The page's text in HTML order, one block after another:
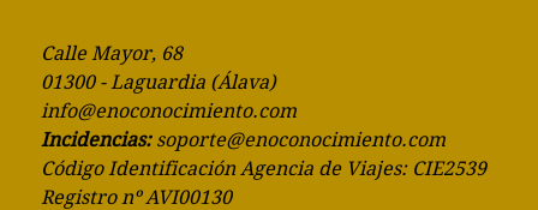
Calle Mayor, 68
01300 - Laguardia (Álava)
info@enoconocimiento.com
Incidencias: soporte@enoconocimiento.com
Código Identificación Agencia de Viajes: CIE2539
Registro nº AVI00130